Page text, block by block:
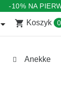
-10% NA
shopping_cart Koszyk 0
Anekke